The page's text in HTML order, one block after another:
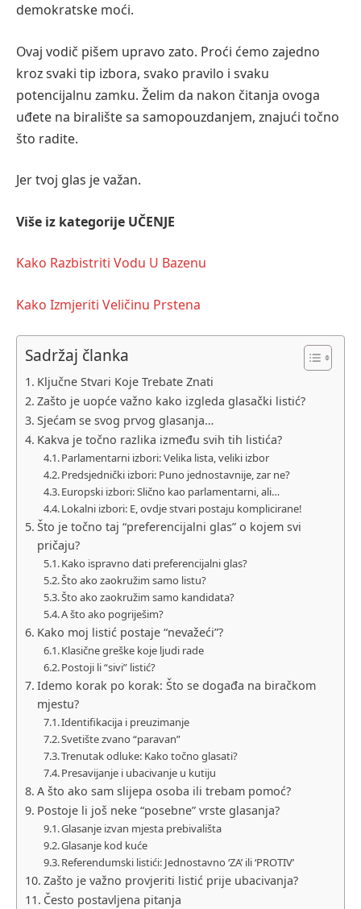
demokratske moći.
Ovaj vodič pišem upravo zato. Proći ćemo zajedno
kroz svaki tip izbora, svako pravilo i svaku
potencijalnu zamku. Želim da nakon čitanja ovoga
uđete na biralište sa samopouzdanjem, znajući točno
što radite.
Jer tvoj glas je važan.
Više iz kategorije UČENJE
Kako Razbistriti Vodu U Bazenu
Kako Izmjeriti Veličinu Prstena
Sadržaj članka
Ključne Stvari Koje Trebate Znati
Zašto je uopće važno kako izgleda glasački listić?
Sjećam se svog prvog glasanja…
Kakva je točno razlika između svih tih listića?
Parlamentarni izbori: Velika lista, veliki izbor
Predsjednički izbori: Puno jednostavnije, zar ne?
Europski izbori: Slično kao parlamentarni, ali…
Lokalni izbori: E, ovdje stvari postaju komplicirane!
Što je točno taj “preferencijalni glas” o kojem svi
pričaju?
Kako ispravno dati preferencijalni glas?
Što ako zaokružim samo listu?
Što ako zaokružim samo kandidata?
A što ako pogriješim?
Kako moj listić postaje “nevažeći”?
Klasične greške koje ljudi rade
Postoji li “sivi” listić?
Idemo korak po korak: Što se događa na biračkom
mjestu?
Identifikacija i preuzimanje
Svetište zvano “paravan”
Trenutak odluke: Kako točno glasati?
Presavijanje i ubacivanje u kutiju
A što ako sam slijepa osoba ili trebam pomoć?
Postoje li još neke “posebne” vrste glasanja?
Glasanje izvan mjesta prebivališta
Glasanje kod kuće
Referendumski listići: Jednostavno ‘ZA’ ili ‘PROTIV’
Zašto je važno provjeriti listić prije ubacivanja?
Često postavljena pitanja